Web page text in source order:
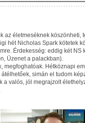
az életmeséknek köszönheti,
hét Nicholas Spark kötetek
Érdekesség: eddig két NS
Üzenet a palackban).
megfoghatóak. Hétköznapi
simán el tudom
a valós, jól megrajzolt